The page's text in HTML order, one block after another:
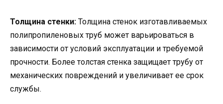
Толщина стенки: Толщина стенок изготавливаемых
полипропиленовых труб может варьироваться в
зависимости от условий эксплуатации и требуемой
прочности. Более толстая стенка защищает трубу от
механических повреждений и увеличивает ее срок
службы.